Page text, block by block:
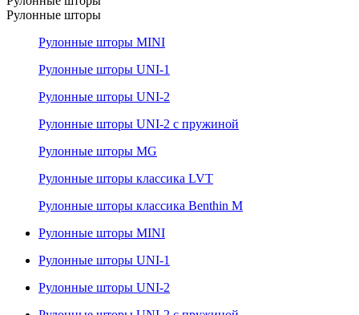
Рулонные шторы
Рулонные шторы MINI
Рулонные шторы UNI-1
Рулонные шторы UNI-2
Рулонные шторы UNI-2 с пружиной
Рулонные шторы MG
Рулонные шторы классика LVT
Рулонные шторы классика Benthin M
Рулонные шторы MINI
Рулонные шторы UNI-1
Рулонные шторы UNI-2